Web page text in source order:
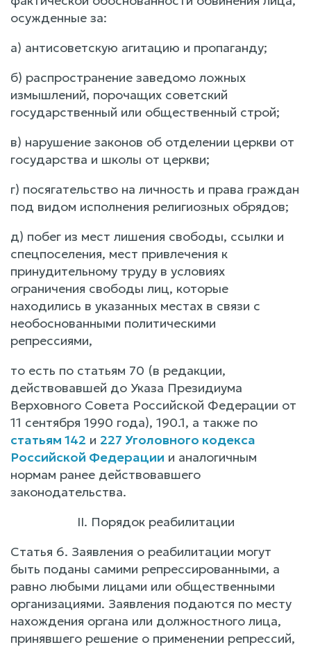
осужденные за:
а) антисоветскую агитацию и пропаганду;
б) распространение заведомо ложных
измышлений, порочащих советский
государственный или общественный строй;
в) нарушение законов об отделении церкви от
государства и школы от церкви;
г) посягательство на личность и права граждан
под видом исполнения религиозных обрядов;
д) побег из мест лишения свободы, ссылки и
спецпоселения, мест привлечения к
принудительному труду в условиях
ограничения свободы лиц, которые
находились в указанных местах в связи с
необоснованными политическими
репрессиями,
то есть по статьям 70 (в редакции,
действовавшей до Указа Президиума
Верховного Совета Российской Федерации от
11 сентября 1990 года), 190.1, а также по
статьям 142 и 227 Уголовного кодекса
Российской Федерации и аналогичным
нормам ранее действовавшего
законодательства.
II. Порядок реабилитации
Статья 6. Заявления о реабилитации могут
быть поданы самими репрессированными, а
равно любыми лицами или общественными
организациями. Заявления подаются по месту
нахождения органа или должностного лица,
принявшего решение о применении репрессий,